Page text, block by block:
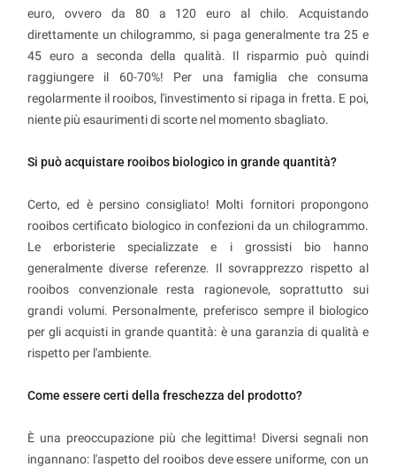
euro, ovvero da 80 a 120 euro al chilo. Acquistando
direttamente un chilogrammo, si paga generalmente tra 25 e
45 euro a seconda della qualità. Il risparmio può quindi
raggiungere il 60-70%! Per una famiglia che consuma
regolarmente il rooibos, l'investimento si ripaga in fretta. E poi,
niente più esaurimenti di scorte nel momento sbagliato.
Si può acquistare rooibos biologico in grande quantità?
Certo, ed è persino consigliato! Molti fornitori propongono
rooibos certificato biologico in confezioni da un chilogrammo.
Le erboristerie specializzate e i grossisti bio hanno
generalmente diverse referenze. Il sovrapprezzo rispetto al
rooibos convenzionale resta ragionevole, soprattutto sui
grandi volumi. Personalmente, preferisco sempre il biologico
per gli acquisti in grande quantità: è una garanzia di qualità e
rispetto per l'ambiente.
Come essere certi della freschezza del prodotto?
È una preoccupazione più che legittima! Diversi segnali non
ingannano: l'aspetto del rooibos deve essere uniforme, con un